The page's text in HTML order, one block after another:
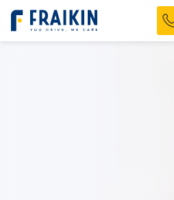
Fraikin